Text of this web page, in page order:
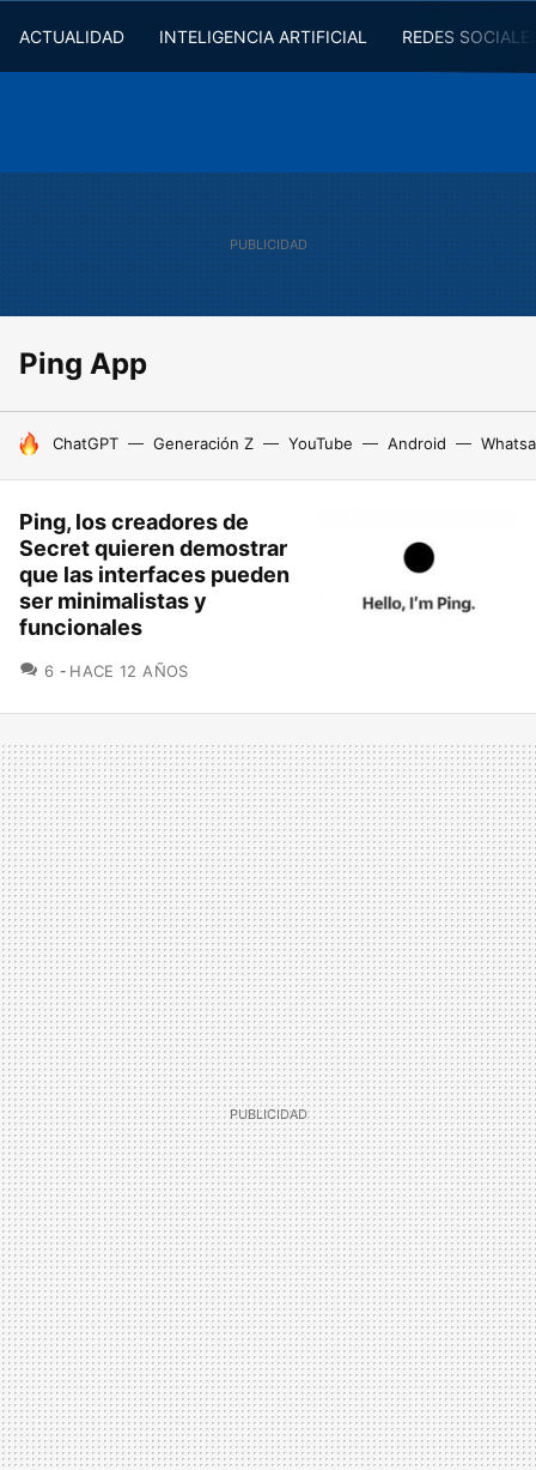
ACTUALIDAD INTELIGENCIA ARTIFICIAL REDES
Ping App
HOY SE HABLA DE
ChatGPT Generación Z YouTube Android
Ping, los creadores de
Secret quieren demostrar
que las interfaces pueden
ser minimalistas y
funcionales
6 COMENTARIOS
HACE 12 AÑOS